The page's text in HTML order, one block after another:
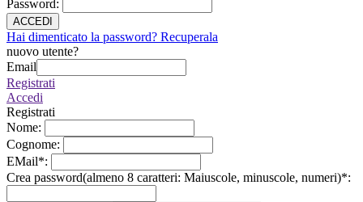
Password:
ACCEDI
Hai dimenticato la password? Recuperala
nuovo utente?
Email
Registrati
Accedi
Registrati
Nome:
Cognome:
EMail*:
Crea password(almeno 8 caratteri: Maiuscole, minuscole, numeri)*: